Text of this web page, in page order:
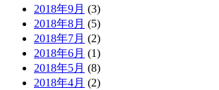
2018年9月 (3)
2018年8月 (5)
2018年7月 (2)
2018年6月 (1)
2018年5月 (8)
2018年4月 (2)